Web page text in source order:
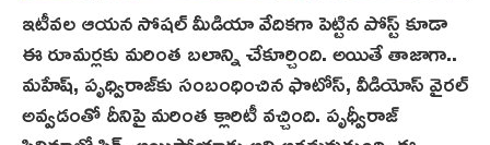
ఇటీవల ఆయన సోషల్ మీడియా వేదికగా పెట్టిన పోస్ట్ కూడా
ఈ రూమర్లకు మరింత బలాన్ని చేకూర్చింది. అయితే తాజాగా..
మహేష్‌, పృధ్విరాజ్‌కు సంబంధించిన ఫొటోస్, వీడియోస్‌ వైరల్
అవ్వడంతో దీనిపై మరింత క్లారిటీ వచ్చింది. పృధ్వీరాజ్